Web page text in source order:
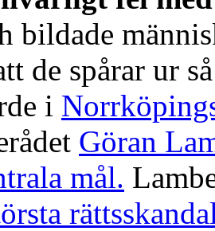
bildade
de spårar ur
i
Göran
mål.